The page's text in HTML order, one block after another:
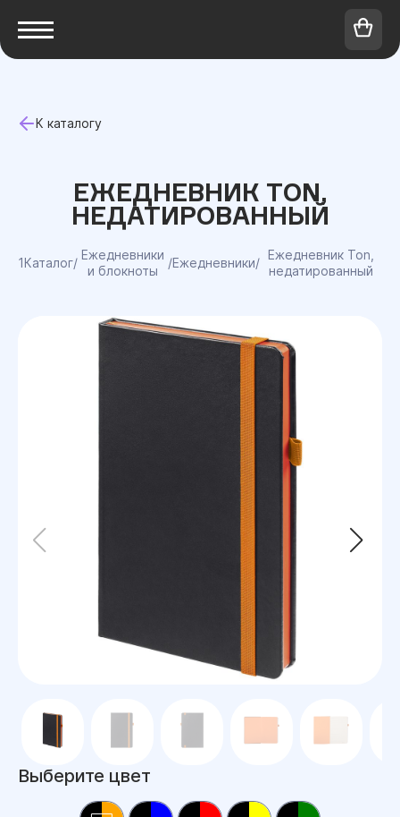
К каталогу
ЕЖЕДНЕВНИК TON,
НЕДАТИРОВАННЫЙ
1Каталог/
Ежедневники
и блокноты
/Ежедневники/
Ежедневник Ton,
недатированный
Выберите цвет